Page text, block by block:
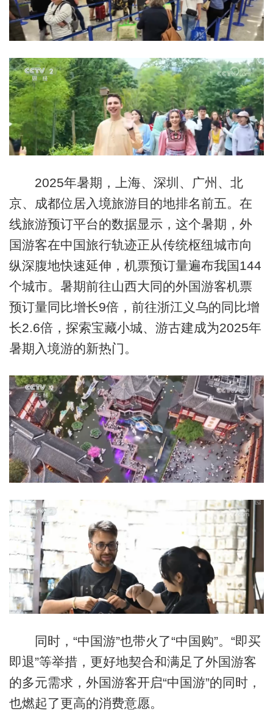
2025年暑期，上海、深圳、广州、北
京、成都位居入境旅游目的地排名前五。在
线旅游预订平台的数据显示，这个暑期，外
国游客在中国旅行轨迹正从传统枢纽城市向
纵深腹地快速延伸，机票预订量遍布我国144
个城市。暑期前往山西大同的外国游客机票
预订量同比增长9倍，前往浙江义乌的同比增
长2.6倍，探索宝藏小城、游古建成为2025年
暑期入境游的新热门。
同时，“中国游”也带火了“中国购”。“即买
即退”等举措，更好地契合和满足了外国游客
的多元需求，外国游客开启“中国游”的同时，
也燃起了更高的消费意愿。